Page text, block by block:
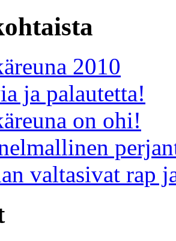
2010
ja palautetta!
on ohi!
valtasivat rap